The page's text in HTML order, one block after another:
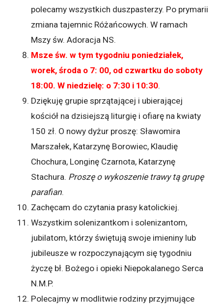
polecamy wszystkich duszpasterzy. Po prymarii
zmiana tajemnic Różańcowych. W ramach
Mszy św. Adoracja NS.
Msze św. w tym tygodniu poniedziałek,
worek, środa o 7: 00, od czwartku do soboty
18:00. W niedzielę: o 7:30 i 10:30.
Dziękuję grupie sprzątającej i ubierającej
kościół na dzisiejszą liturgię i ofiarę na kwiaty
150 zł. O nowy dyżur proszę: Sławomira
Marszałek, Katarzynę Borowiec, Klaudię
Chochura, Longinę Czarnota, Katarzynę
Stachura. Proszę o wykoszenie trawy tą grupę
parafian.
Zachęcam do czytania prasy katolickiej.
Wszystkim solenizantkom i solenizantom,
jubilatom, którzy świętują swoje imieniny lub
jubileusze w rozpoczynającym się tygodniu
życzę bł. Bożego i opieki Niepokalanego Serca
N.M.P.
Polecajmy w modlitwie rodziny przyjmujące